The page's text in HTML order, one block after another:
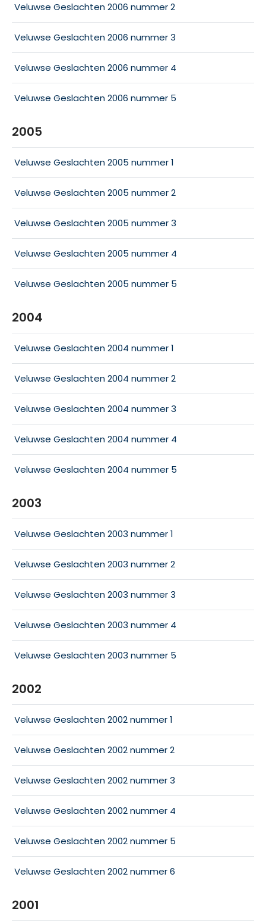
Veluwse Geslachten 2006 nummer 2
Veluwse Geslachten 2006 nummer 3
Veluwse Geslachten 2006 nummer 4
Veluwse Geslachten 2006 nummer 5
2005
Veluwse Geslachten 2005 nummer 1
Veluwse Geslachten 2005 nummer 2
Veluwse Geslachten 2005 nummer 3
Veluwse Geslachten 2005 nummer 4
Veluwse Geslachten 2005 nummer 5
2004
Veluwse Geslachten 2004 nummer 1
Veluwse Geslachten 2004 nummer 2
Veluwse Geslachten 2004 nummer 3
Veluwse Geslachten 2004 nummer 4
Veluwse Geslachten 2004 nummer 5
2003
Veluwse Geslachten 2003 nummer 1
Veluwse Geslachten 2003 nummer 2
Veluwse Geslachten 2003 nummer 3
Veluwse Geslachten 2003 nummer 4
Veluwse Geslachten 2003 nummer 5
2002
Veluwse Geslachten 2002 nummer 1
Veluwse Geslachten 2002 nummer 2
Veluwse Geslachten 2002 nummer 3
Veluwse Geslachten 2002 nummer 4
Veluwse Geslachten 2002 nummer 5
Veluwse Geslachten 2002 nummer 6
2001